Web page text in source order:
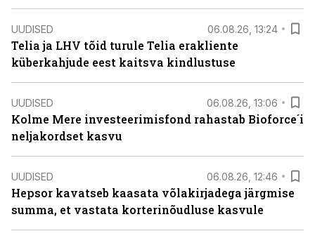
UUDISED 06.08.26, 13:24
Telia ja LHV tõid turule Telia erakliente
küberkahjude eest kaitsva kindlustuse
UUDISED 06.08.26, 13:06
Kolme Mere investeerimisfond rahastab Bioforce´i
neljakordset kasvu
UUDISED 06.08.26, 12:46
Hepsor kavatseb kaasata võlakirjadega järgmise
summa, et vastata korterinõudluse kasvule